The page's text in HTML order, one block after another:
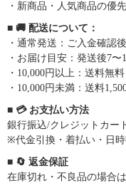
・新商品・人気商品の優
■ 🚚 配送について：
・通常発送：ご入金確認
・お届け目安：発送後7〜
・10,000円以上：送料無
・10,000円未満：送料
■ 💳 お支払い方法
銀行振込/クレジットカー
※代金引換・着払い・日時
■ 🔄 返金保証
在庫切れ・不良品の場合